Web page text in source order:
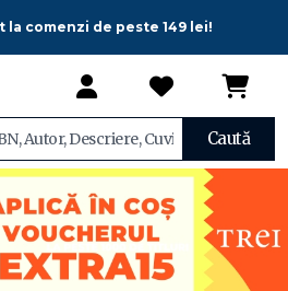
comenzi de peste 149 lei!
Caută